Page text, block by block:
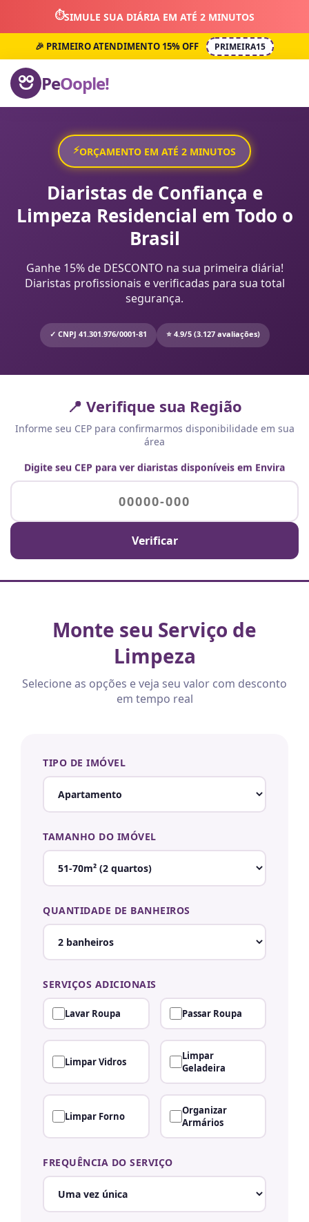
⏱️SIMULE SUA DIÁRIA EM ATÉ 2 MINUTOS
🎉 PRIMEIRO ATENDIMENTO 15% OFF PRIMEIRA15
PeOople!
⚡ORÇAMENTO EM ATÉ 2 MINUTOS
Diaristas de Confiança e
Limpeza Residencial em Todo o
Brasil
Ganhe 15% de DESCONTO na sua primeira diária!
Diaristas profissionais e verificadas para sua total
segurança.
✓ CNPJ 41.301.976/0001-81 ⭐ 4.9/5 (3.127 avaliações)
📍 Verifique sua Região
Informe seu CEP para confirmarmos disponibilidade em sua
área
Digite seu CEP para ver diaristas disponíveis em Envira
Verificar
Monte seu Serviço de
Limpeza
Selecione as opções e veja seu valor com desconto
em tempo real
TIPO DE IMÓVEL
TAMANHO DO IMÓVEL
QUANTIDADE DE BANHEIROS
SERVIÇOS ADICIONAIS
Lavar Roupa Passar Roupa
Limpar Vidros
Limpar
Geladeira
Limpar Forno
Organizar
Armários
FREQUÊNCIA DO SERVIÇO